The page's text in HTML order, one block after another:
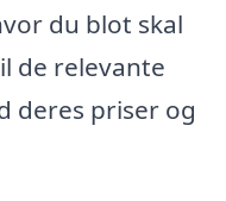
du blot skal
de relevante
deres priser og